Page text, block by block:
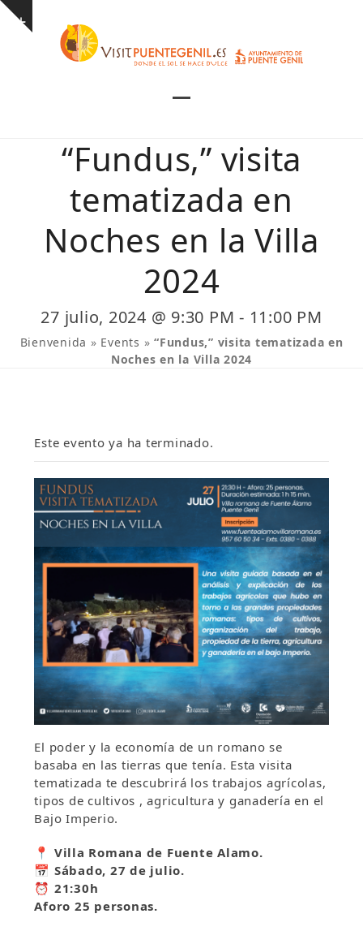
Skip
Show
mobile
menu
mobile
menu
“Fundus,” visita
tematizada en
Noches en la Villa
2024
27 julio, 2024 @ 9:30 PM - 11:00 PM
Bienvenida » Events » “Fundus,” visita tematizada en
Noches en la Villa 2024
Este evento ya ha terminado.
El poder y la economía de un romano se
basaba en las tierras que tenía. Esta visita
tematizada te descubrirá los trabajos agrícolas,
tipos de cultivos , agricultura y ganadería en el
Bajo Imperio.
📍 Villa Romana de Fuente Alamo.
📅 Sábado, 27 de julio.
⏰ 21:30h
Aforo 25 personas.